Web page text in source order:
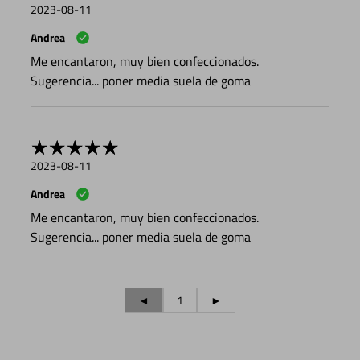
2023-08-11
Andrea
Me encantaron, muy bien confeccionados.
Sugerencia... poner media suela de goma
2023-08-11
Andrea
Me encantaron, muy bien confeccionados.
Sugerencia... poner media suela de goma
◄ 1 ►